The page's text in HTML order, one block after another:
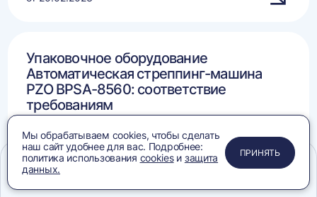
Упаковочное оборудование
Автоматическая стреппинг-машина
PZO BPSA-8560: соответствие
требованиям
ПРИМЕНИТЬ
ЗАКРЫТЬ
ЗАКРЫТЬ
ЗАКРЫТЬ
Мы обрабатываем cookies, чтобы сделать
наш сайт удобнее для вас. Подробнее:
политика использования cookiesи защита
данных.
ПРИНЯТЬ